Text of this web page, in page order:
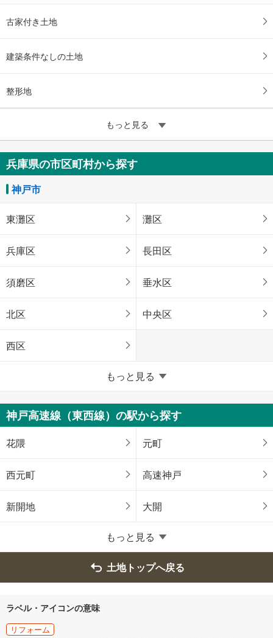
古家付き土地
建築条件なしの土地
整形地
もっと見る
兵庫県の市区町村から探す
神戸市
東灘区 灘区
兵庫区 長田区
須磨区 垂水区
北区 中央区
西区
兵庫県のそのほかの地域
姫路市 尼崎市
明石市 西宮市
洲本市 芦屋市
伊丹市 豊岡市
赤穂市
宝塚市
川西市
もっと見る
神戸高速線（東西線）の駅から探す
花隈 元町
西元町 高速神戸
新開地 大開
もっと見る
土地トップへ戻る
ラベル・アイコンの意味
リフォーム